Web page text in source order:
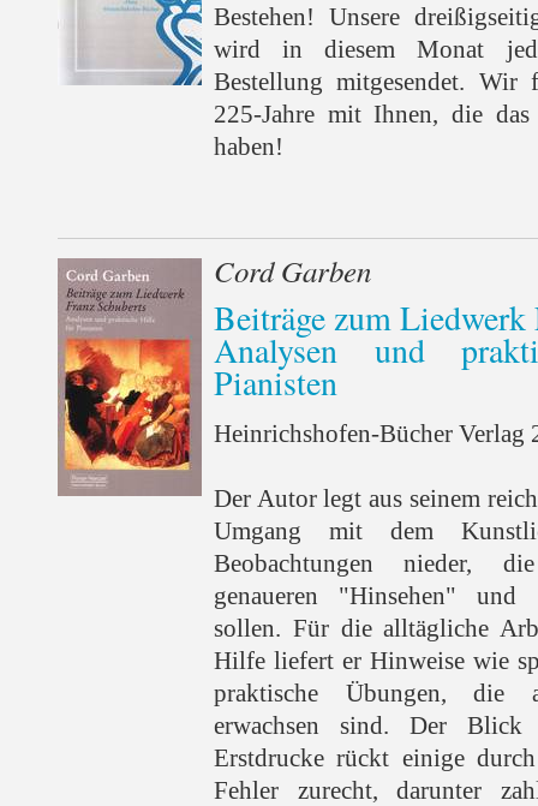
Bestehen! Unsere
wird in diesem Monat
Bestellung mitgesendet. Wir
225-Jahre mit Ihnen, die
haben!
Cord Garben
Beiträge zum Liedwerk
Analysen und
Pianisten
Heinrichshofen-Bücher Verlag
Der Autor legt aus seinem
Umgang mit dem
Beobachtungen nieder,
genaueren "Hinsehen" und
sollen. Für die alltägliche
Hilfe liefert er Hinweise wie
praktische Übungen, die
erwachsen sind. Der
Erstdrucke rückt einige
Fehler zurecht, darunter